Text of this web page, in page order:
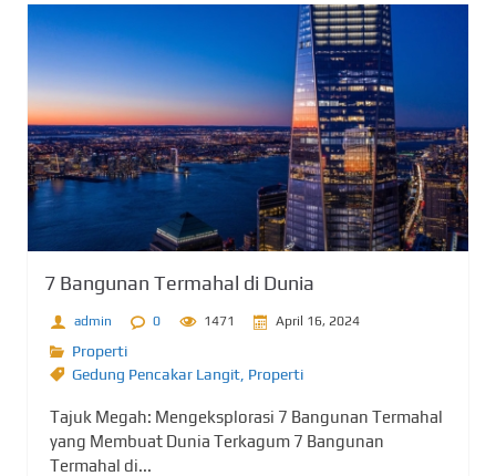
7 Bangunan Termahal di Dunia
admin 0 1471 April 16, 2024
Properti
Gedung Pencakar Langit Properti
Tajuk Megah: Mengeksplorasi 7 Bangunan Termahal
yang Membuat Dunia Terkagum 7 Bangunan
Termahal di...